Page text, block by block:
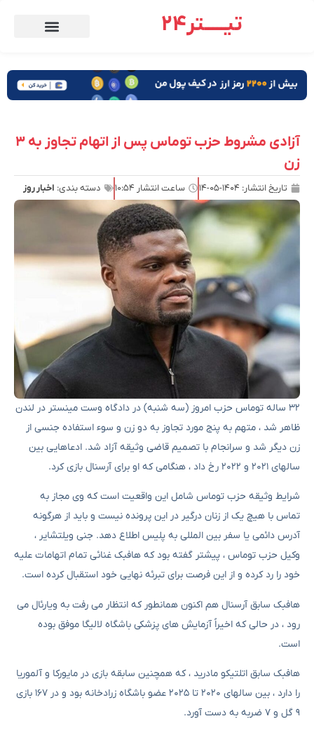
تیـــــتر24
آزادی مشروط حزب توماس پس از اتهام تجاوز به ۳
زن
تاریخ انتشار: ۱۴۰۴-۰۵-۱۴ ساعت انتشار ۱۰:۵۴ دسته بندی: اخبار روز
۳۲ ساله توماس حزب امروز (سه شنبه) در دادگاه وست مینستر در لندن
ظاهر شد ، متهم به پنج مورد تجاوز به دو زن و سوء استفاده جنسی از
زن دیگر شد و سرانجام با تصمیم قاضی وثیقه آزاد شد. ادعاهایی بین
سالهای ۲۰۲۱ و ۲۰۲۲ رخ داد ، هنگامی که او برای آرسنال بازی کرد.
شرایط وثیقه حزب توماس شامل این واقعیت است که وی مجاز به
تماس با هیچ یک از زنان درگیر در این پرونده نیست و باید از هرگونه
آدرس دائمی یا سفر بین المللی به پلیس اطلاع دهد. جنی ویلتشایر ،
وکیل حزب توماس ، پیشتر گفته بود که هافبک غنائی تمام اتهامات علیه
خود را رد کرده و از این فرصت برای تبرئه نهایی خود استقبال کرده است.
هافبک سابق آرسنال هم اکنون همانطور که انتظار می رفت به ویارئال می
رود ، در حالی که اخیراً آزمایش های پزشکی باشگاه لالیگا موفق بوده
است.
هافبک سابق اتلتیکو مادرید ، که همچنین سابقه بازی در مایورکا و آلموریا
را دارد ، بین سالهای ۲۰۲۰ تا ۲۰۲۵ عضو باشگاه زرادخانه بود و در ۱۶۷ بازی
۹ گل و ۷ ضربه به دست آورد.